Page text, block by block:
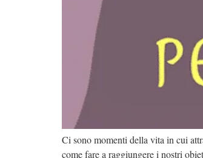
Ci sono momenti della vita in cui
come fare a raggiungere i nostri